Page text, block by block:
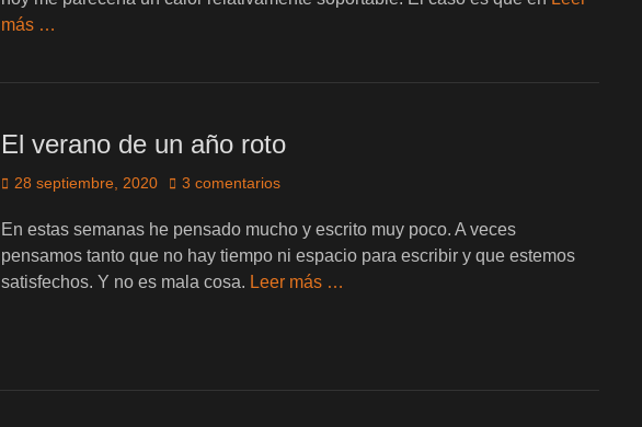
más …
El verano de un año roto
Publicado
28 septiembre, 2020 3 comentarios
En estas semanas he pensado mucho y escrito muy poco. A veces
pensamos tanto que no hay tiempo ni espacio para escribir y que estemos
satisfechos. Y no es mala cosa. Leer más …